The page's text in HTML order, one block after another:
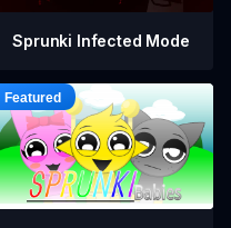
Sprunki Infected Mode